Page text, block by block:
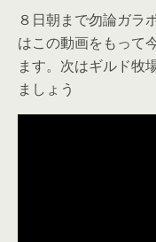
８日朝まで勿論ガラ
はこの動画をもって
ます。次はギルド牧
ましょう